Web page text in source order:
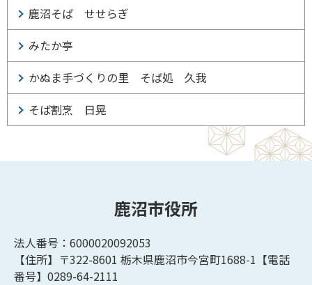
鹿沼そば せせらぎ
みたか亭
かぬま手づくりの里 そば処 久我
そば割烹 日晃
鹿沼市役所
法人番号：6000020092053
【住所】〒322-8601 栃木県鹿沼市今宮町1688-1【電話
番号】0289-64-2111